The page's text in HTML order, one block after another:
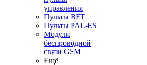
управления
Пульты BFT
Пульты PAL-ES
Модули
беспроводной
связи GSM
Ещё